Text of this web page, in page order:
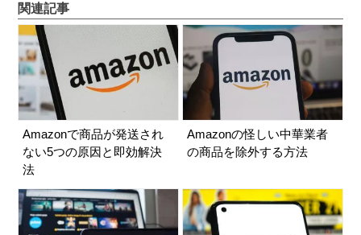
関連記事
Amazonで商品が発送され
ない5つの原因と即効解決
法
Amazonの怪しい中華業者
の商品を除外する方法